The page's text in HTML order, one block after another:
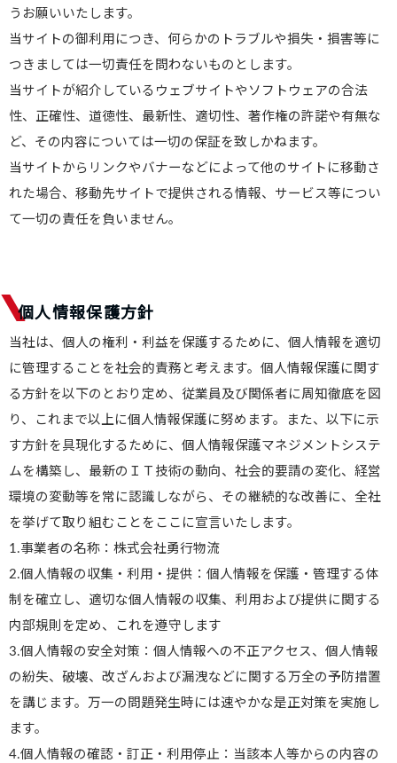
うお願いいたします。
当サイトの御利用につき、何らかのトラブルや損失・損害等に
つきましては一切責任を問わないものとします。
当サイトが紹介しているウェブサイトやソフトウェアの合法
性、正確性、道徳性、最新性、適切性、著作権の許諾や有無な
ど、その内容については一切の保証を致しかねます。
当サイトからリンクやバナーなどによって他のサイトに移動さ
れた場合、移動先サイトで提供される情報、サービス等につい
て一切の責任を負いません。
個人情報保護方針
当社は、個人の権利・利益を保護するために、個人情報を適切
に管理することを社会的責務と考えます。個人情報保護に関す
る方針を以下のとおり定め、従業員及び関係者に周知徹底を図
り、これまで以上に個人情報保護に努めます。また、以下に示
す方針を具現化するために、個人情報保護マネジメントシステ
ムを構築し、最新のＩＴ技術の動向、社会的要請の変化、経営
環境の変動等を常に認識しながら、その継続的な改善に、全社
を挙げて取り組むことをここに宣言いたします。
1.事業者の名称：株式会社勇行物流
2.個人情報の収集・利用・提供：個人情報を保護・管理する体
制を確立し、適切な個人情報の収集、利用および提供に関する
内部規則を定め、これを遵守します
3.個人情報の安全対策：個人情報への不正アクセス、個人情報
の紛失、破壊、改ざんおよび漏洩などに関する万全の予防措置
を講じます。万一の問題発生時には速やかな是正対策を実施し
ます。
4.個人情報の確認・訂正・利用停止：当該本人等からの内容の